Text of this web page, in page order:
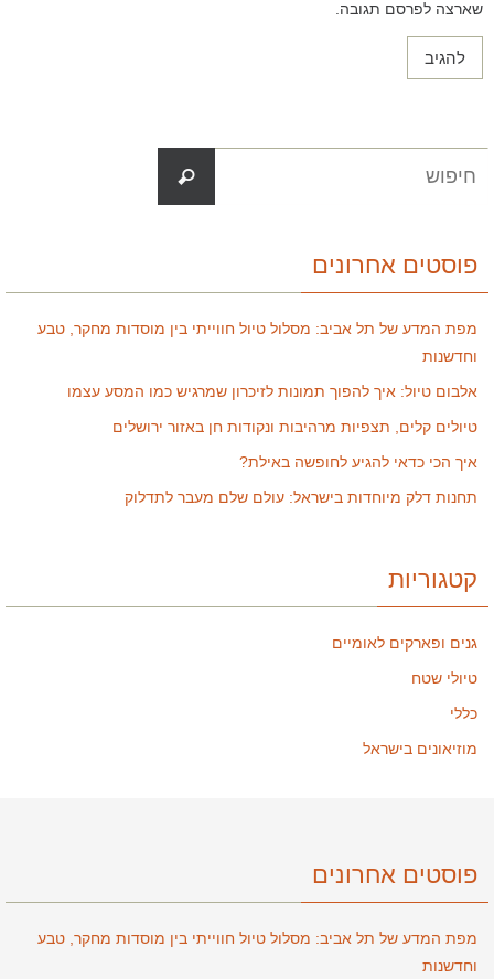
שארצה לפרסם תגובה.
פוסטים אחרונים
מפת המדע של תל אביב: מסלול טיול חווייתי בין מוסדות מחקר, טבע
וחדשנות
אלבום טיול: איך להפוך תמונות לזיכרון שמרגיש כמו המסע עצמו
טיולים קלים, תצפיות מרהיבות ונקודות חן באזור ירושלים
איך הכי כדאי להגיע לחופשה באילת?
תחנות דלק מיוחדות בישראל: עולם שלם מעבר לתדלוק
קטגוריות
גנים ופארקים לאומיים
טיולי שטח
כללי
מוזיאונים בישראל
פוסטים אחרונים
מפת המדע של תל אביב: מסלול טיול חווייתי בין מוסדות מחקר, טבע
וחדשנות